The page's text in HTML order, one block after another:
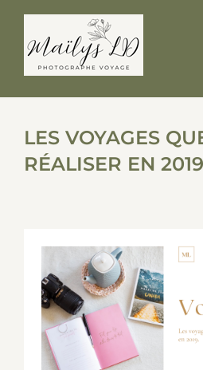
content
LES VOYAGES
RÉALISER EN